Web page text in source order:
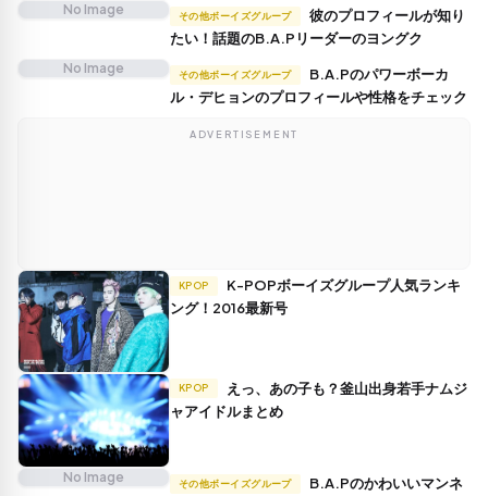
No Image その他ボーイズグループ
たい！話題のB.A.Pリーダーのヨングク
No Image その他ボーイズグループ
ル・デヒョンのプロフィールや性格をチェック
ADVERTISEMENT
KPOP
ング！2016最新号
KPOP
ャアイドルまとめ
No Image その他ボーイズグループ